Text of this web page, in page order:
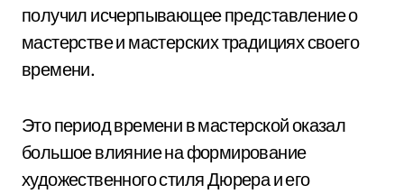
получил исчерпывающее представление о
мастерстве и мастерских традициях своего
времени.
Это период времени в мастерской оказал
большое влияние на формирование
художественного стиля Дюрера и его